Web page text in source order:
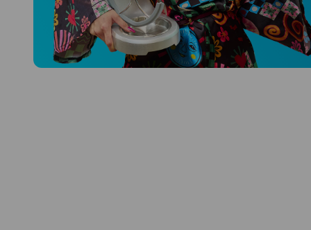
Hlídá ti zdraví, spánek i pohyb a ještě
k tomu platí.
Prozkoumat